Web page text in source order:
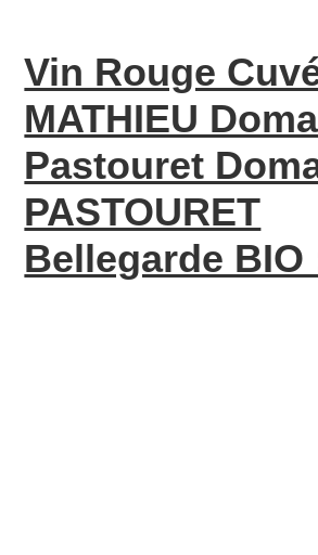
Vin Rouge
MATHIEU
Pastouret
PASTOURET
Bellegarde BIO